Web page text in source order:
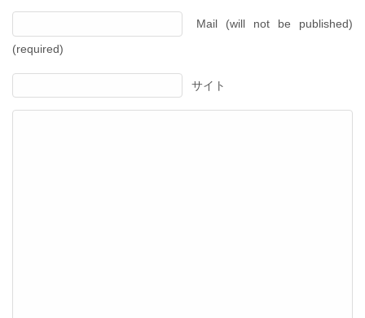
Mail (will not be published)
(required)
サイト